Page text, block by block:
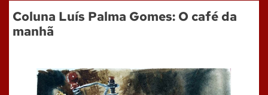
Coluna Luís Palma Gomes: O café da
manhã